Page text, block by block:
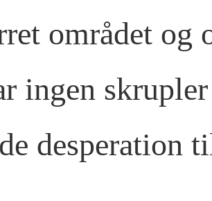
området og
ingen
desperation